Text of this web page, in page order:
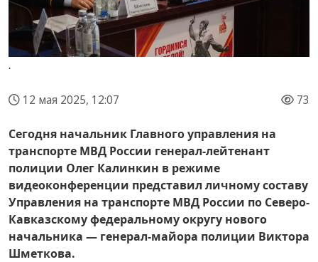
.
12 мая 2025, 12:07 73
Сегодня начальник Главного управления на
транспорте МВД России генерал-лейтенант
полиции Олег Калинкин в режиме
видеоконференции представил личному составу
Управления на транспорте МВД России по Северо-
Кавказскому федеральному округу нового
начальника — генерал-майора полиции Виктора
Шметкова.